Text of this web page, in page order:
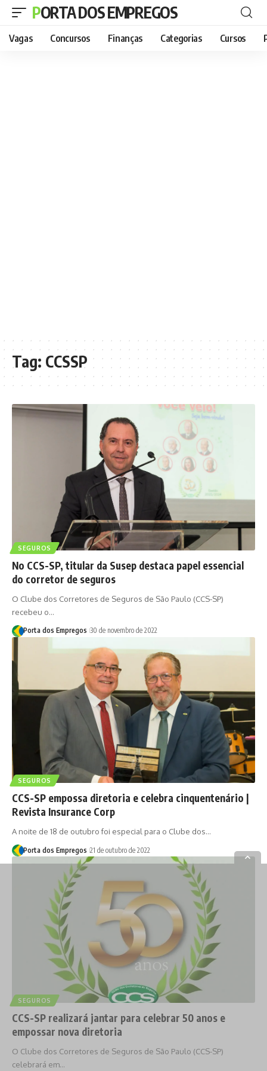
PORTA DOS EMPREGOS
Vagas Concursos Finanças Categorias Cursos
Tag: CCSSP
SEGUROS
No CCS-SP, titular da Susep destaca papel essencial
do corretor de seguros
O Clube dos Corretores de Seguros de São Paulo (CCS-SP)
recebeu o…
Porta dos Empregos 30 de novembro de 2022
SEGUROS
CCS-SP empossa diretoria e celebra cinquentenário |
Revista Insurance Corp
A noite de 18 de outubro foi especial para o Clube dos…
Porta dos Empregos 21 de outubro de 2022
SEGUROS
CCS-SP realizará jantar para celebrar 50 anos e
empossar nova diretoria
O Clube dos Corretores de Seguros de São Paulo (CCS-SP)
celebrará em…